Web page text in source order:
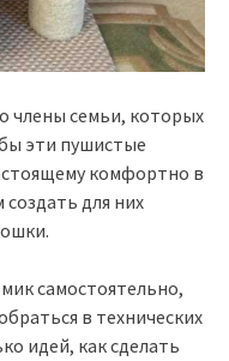
члены семьи, которых
эти пушистые
комфортно в
для них
самостоятельно,
в технических
идей, как сделать